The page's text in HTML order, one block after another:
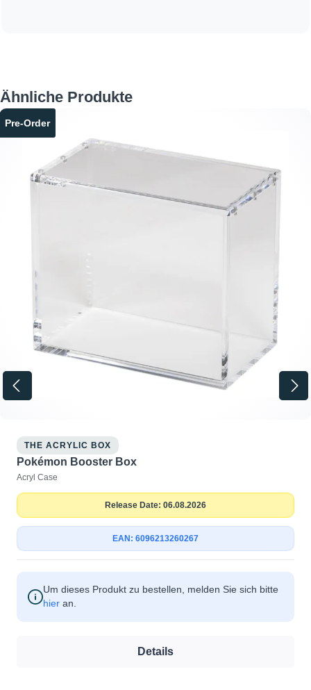
Produktgalerie überspringen
Ähnliche Produkte
Pre-Order
THE ACRYLIC BOX
Pokémon Booster Box
Acryl Case
Release Date: 06.08.2026
EAN: 6096213260267
Um dieses Produkt zu bestellen, melden Sie sich bitte
hier an.
Details